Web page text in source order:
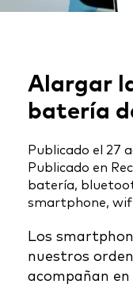
Alargar
batería
Publicado el 27
Publicado en
batería,
smartphone,
Los
nuestros
acompañan